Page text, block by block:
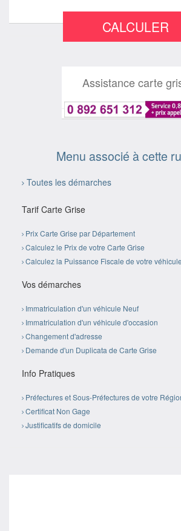
CALCULER
Assistance carte
Menu associé à cette
Toutes les démarches
Tarif Carte Grise
Prix Carte Grise par Département
Calculez le Prix de votre Carte Grise
Calculez la Puissance Fiscale de votre véhicule
Vos démarches
Immatriculation d'un véhicule Neuf
Immatriculation d'un véhicule d'occasion
Changement d'adresse
Demande d'un Duplicata de Carte Grise
Info Pratiques
Préfectures et Sous-Préfectures de votre
Certificat Non Gage
Justificatifs de domicile